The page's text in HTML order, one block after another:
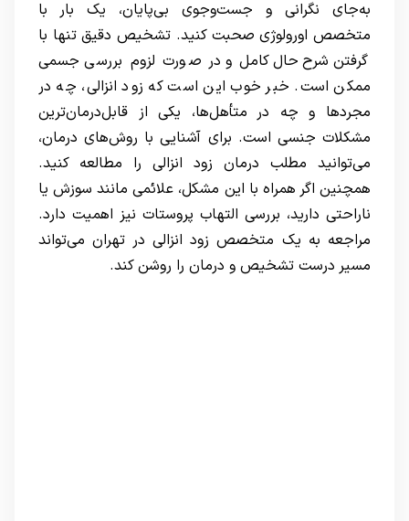
به‌جای نگرانی و جست‌وجوی بی‌پایان، یک بار با
متخصص اورولوژی صحبت کنید. تشخیص دقیق تنها با
گرفتن شرح‌حال کامل و در صورت لزوم بررسی جسمی
ممکن است. خبر خوب این است که زود انزالی، چه در
مجردها و چه در متأهل‌ها، یکی از قابل‌درمان‌ترین
مشکلات جنسی است. برای آشنایی با روش‌های درمان،
می‌توانید مطلب درمان زود انزالی را مطالعه کنید.
همچنین اگر همراه با این مشکل، علائمی مانند سوزش یا
ناراحتی دارید، بررسی التهاب پروستات نیز اهمیت دارد.
مراجعه به یک متخصص زود انزالی در تهرانمی‌تواند
مسیر درست تشخیص و درمان را روشن کند.